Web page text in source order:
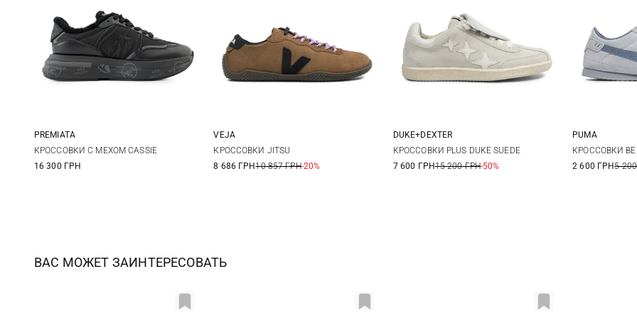
36 37 38
PREMIATA
КРОССОВКИ С МЕХОМ CASSIE
16 300 ГРН
36 37
VEJA
КРОССОВКИ JITSU
8 686 ГРН10 857 ГРН-20%
36 37 38
DUKE+DEXTER
КРОССОВКИ PLUS DUKE SUEDE
7 600 ГРН15 200 ГРН-50%
4 UK 4,5
PUMA
КРОССОВКИ
2 600 ГРН5
ВАС МОЖЕТ ЗАИНТЕРЕСОВАТЬ